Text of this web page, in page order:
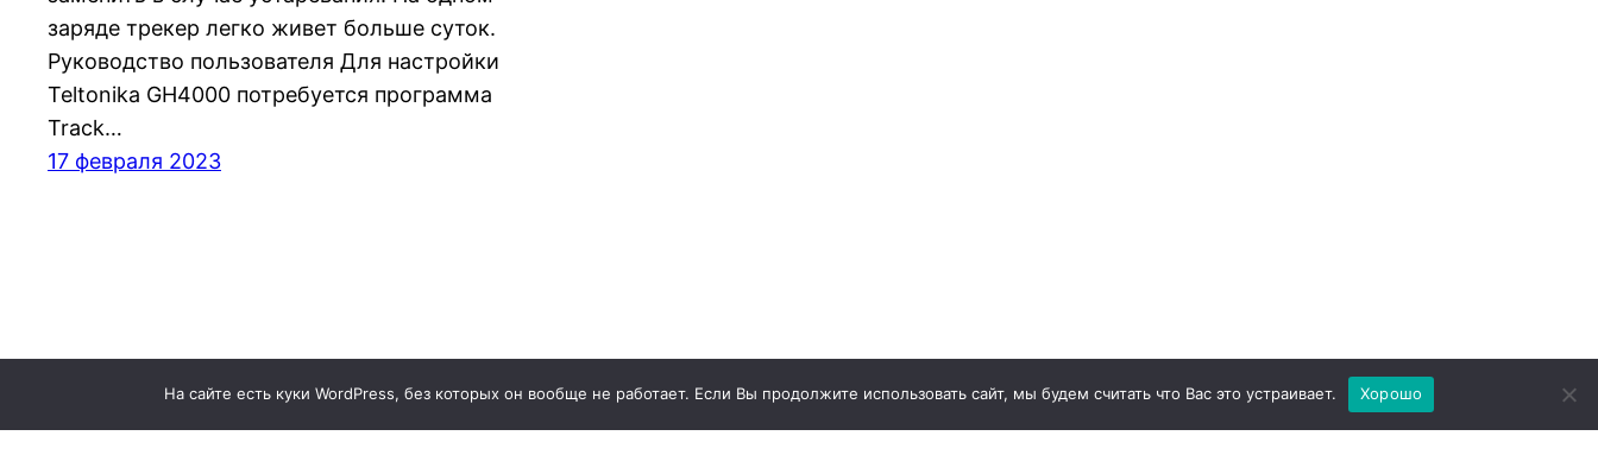
заряде трекер легко живет больше суток.
Руководство пользователя Для настройки
Teltonika GH4000 потребуется программа
Track…
17 февраля 2023
На сайте есть куки WordPress, без которых он вообще не работает. Если Вы продолжите использовать сайт, мы будем считать что Вас это устраивает. Хорошо